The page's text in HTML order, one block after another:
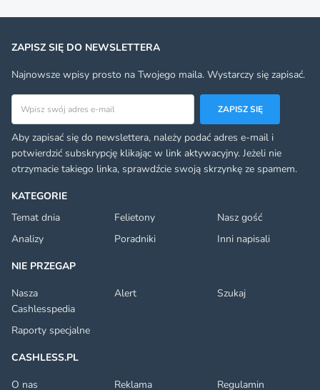
KATEGORIE
Temat dnia
Felietony
Nasz gość
Analizy
Poradniki
Inni napisali
NIE PRZEGAP
Nasza
Cashlesspedia
Alert Szukaj
Raporty specjalne
CASHLESS.PL
O nas
Reklama Regulamin
ZAPISZ SIĘ DO NEWSLETTERA
Najnowsze wpisy prosto na Twojego maila. Wystarczy się zapisać.
ZAPISZ SIĘ
Aby zapisać się do newslettera, należy podać adres e-mail i
potwierdzić subskrypcję klikając w link aktywacyjny. Jeżeli nie
otrzymacie takiego linka, sprawdźcie swoją skrzynkę ze spamem.